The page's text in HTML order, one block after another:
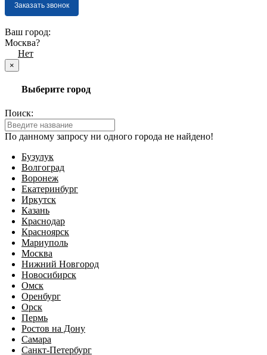
Заказать звонок
Ваш город:
Москва?
Нет
×
Выберите город
Поиск:
По данному запросу ни одного города не найдено!
Бузулук
Волгоград
Воронеж
Екатеринбург
Иркутск
Казань
Краснодар
Красноярск
Мариуполь
Москва
Нижний Новгород
Новосибирск
Омск
Оренбург
Орск
Пермь
Ростов на Дону
Самара
Санкт-Петербург